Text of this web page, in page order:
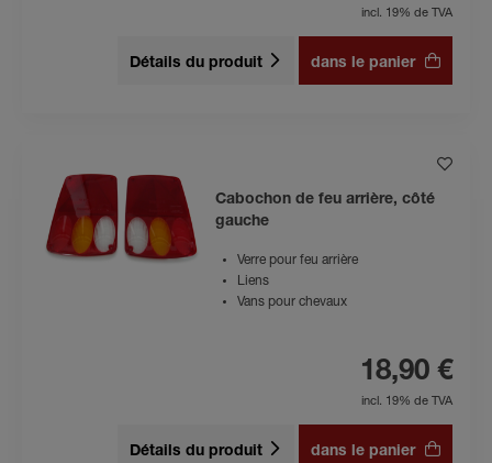
incl. 19% de TVA
Détails du produit dans le panier
Cabochon de feu arrière, côté
gauche
Verre pour feu arrière
Liens
Vans pour chevaux
18,90 €
incl. 19% de TVA
Détails du produit dans le panier